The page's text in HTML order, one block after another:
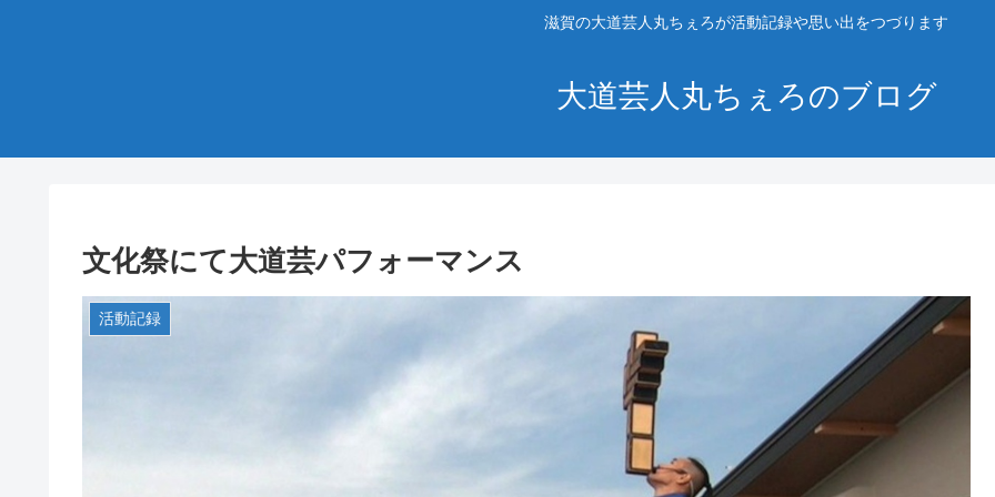
滋賀の大道芸人丸ちぇろが活動記録や思い出をつづります
大道芸人丸ちぇろのブログ
文化祭にて大道芸パフォーマンス
活動記録